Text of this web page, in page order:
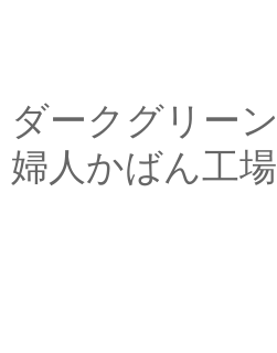
ダークグリーン
婦人かばん工場